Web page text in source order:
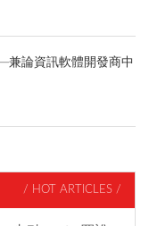
論資訊軟體開發商中
/ HOT ARTICLES /